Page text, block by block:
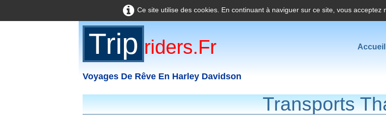
Ce site utilise des cookies. En continuant à naviguer sur ce site, vous acceptez
Trip Riders.fr
Voyages De Rêve En Harley Davidson
Accueil
Transports